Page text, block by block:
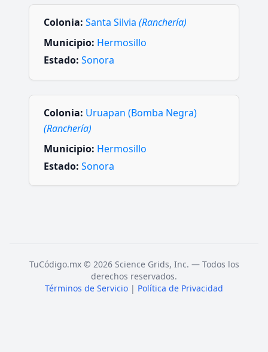
Colonia: Santa Silvia (Ranchería)
Municipio: Hermosillo
Estado: Sonora
Colonia: Uruapan (Bomba Negra)
(Ranchería)
Municipio: Hermosillo
Estado: Sonora
TuCódigo.mx © 2026 Science Grids, Inc. — Todos los
derechos reservados.
Términos de Servicio | Política de Privacidad